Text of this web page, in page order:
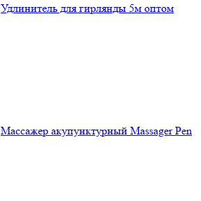
Удлинитель для гирлянды 5м оптом
Массажер акупунктурный Massager Pen